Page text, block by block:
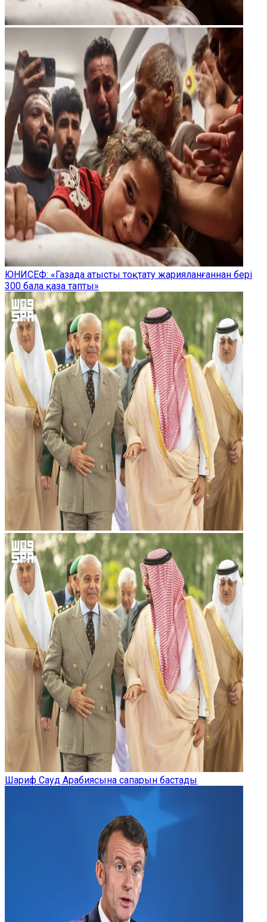
ЮНИСЕФ: «Газада атысты тоқтату жарияланғаннан бері
300 бала қаза тапты»
Шариф Сауд Арабиясына сапарын бастады